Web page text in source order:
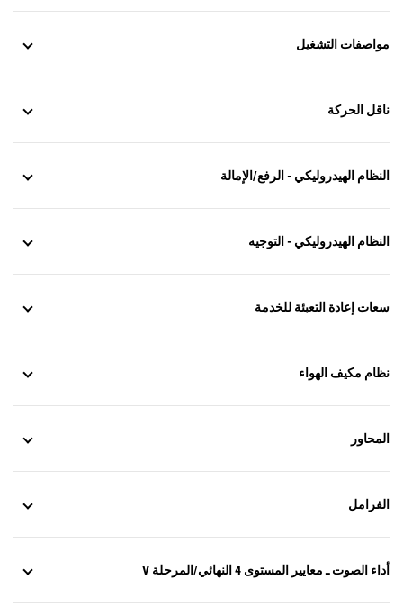
مواصفات التشغيل
ناقل الحركة
النظام الهيدروليكي - الرفع/الإمالة
النظام الهيدروليكي - التوجيه
سعات إعادة التعبئة للخدمة
نظام مكيف الهواء
المحاور
الفرامل
أداء الصوت ـ معايير المستوى 4 النهائي/المرحلة V